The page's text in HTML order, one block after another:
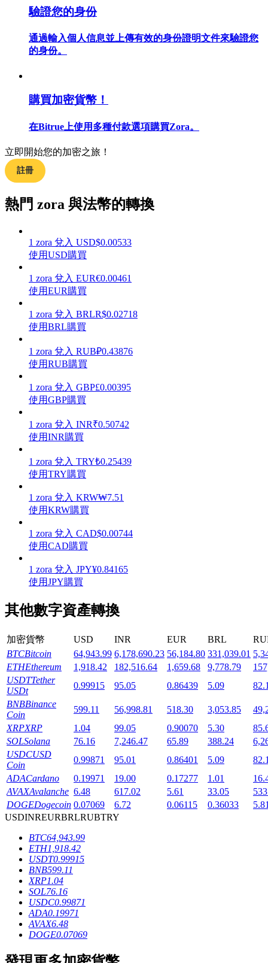
交易策略
學習如何保持盈利
增值寶
使您的資產穩定增值
機槍池
一鍵質押鎖定高收益
Launchpool
活期質押獲得熱門資產
鎖倉BTR
輕鬆獲得多重福利
借貸寶
借貸數字貨幣，及時且安全的服務
驗證您的身份
通過輸入個人信息並上傳有效的身份證明文件來驗證您
的身份。
購買加密貨幣！
在Bitrue上使用多種付款選項購買Zora。
立即開始您的加密之旅！
註冊
熱門 zora 與法幣的轉換
1 zora 兌入 USD$0.00533
使用USD購買
1 zora 兌入 EUR€0.00461
使用EUR購買
1 zora 兌入 BRLR$0.02718
使用BRL購買
1 zora 兌入 RUB₽0.43876
使用RUB購買
1 zora 兌入 GBP£0.00395
使用GBP購買
1 zora 兌入 INR₹0.50742
使用INR購買
1 zora 兌入 TRY₺0.25439
使用TRY購買
1 zora 兌入 KRW₩7.51
使用KRW購買
1 zora 兌入 CAD$0.00744
使用CAD購買
1 zora 兌入 JPY¥0.84165
使用JPY購買
其他數字資產轉換
加密貨幣 USD INR EUR BRL
BTCBitcoin 64,943.99 6,178,690.23 56,184.80 331,039.01
ETHEthereum 1,918.42 182,516.64 1,659.68 9,778.79
USDTTether
USDt
0.99915 95.05 0.86439 5.09
BNBBinance
Coin
599.11 56,998.81 518.30 3,053.85
XRPXRP 1.04 99.05 0.90070 5.30
SOLSolana 76.16 7,246.47 65.89 388.24
USDCUSD
Coin
0.99871 95.01 0.86401 5.09
ADACardano 0.19971 19.00 0.17277 1.01
AVAXAvalanche 6.48 617.02 5.61 33.05
DOGEDogecoin 0.07069 6.72 0.06115 0.36033
USDINREURBRLRUBTRY
BTC64,943.99
ETH1,918.42
USDT0.99915
BNB599.11
XRP1.04
SOL76.16
USDC0.99871
ADA0.19971
AVAX6.48
DOGE0.07069